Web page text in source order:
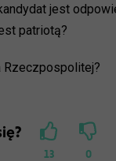
jest
patriotą?
Rzeczpospolitej?
13 0